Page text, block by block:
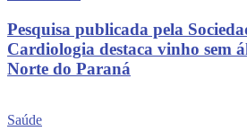
Pesquisa publicada pela
Cardiologia destaca vinho sem
Norte do Paraná
Saúde